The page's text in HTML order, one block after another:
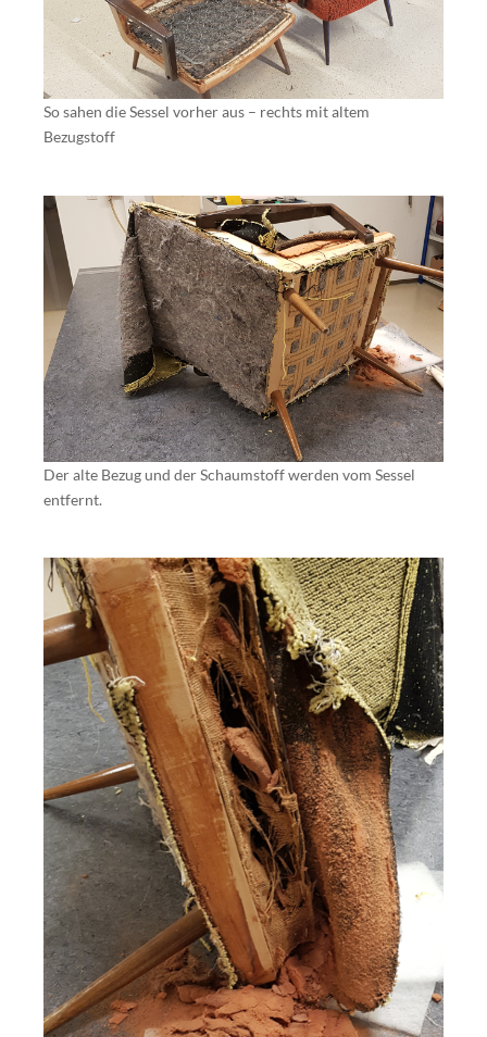
So sahen die Sessel vorher aus – rechts mit altem
Bezugstoff
Der alte Bezug und der Schaumstoff werden vom Sessel
entfernt.